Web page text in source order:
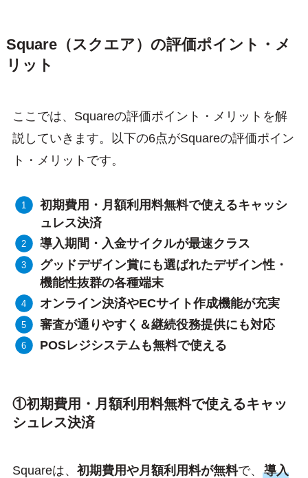
Square（スクエア）の評価ポイント・メ
リット
ここでは、Squareの評価ポイント・メリットを解
説していきます。以下の6点がSquareの評価ポイン
ト・メリットです。
初期費用・月額利用料無料で使えるキャッシ
ュレス決済
導入期間・入金サイクルが最速クラス
グッドデザイン賞にも選ばれたデザイン性・
機能性抜群の各種端末
オンライン決済やECサイト作成機能が充実
審査が通りやすく＆継続役務提供にも対応
POSレジシステムも無料で使える
①初期費用・月額利用料無料で使えるキャッ
シュレス決済
Squareは、 初期費用や月額利用料が無料で、 導入